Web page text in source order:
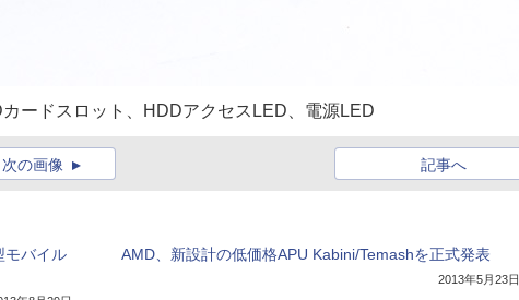
ードスロット、HDDアクセスLED、電源LED
記事へ
次の画像
モバイル
AMD、新設計の低価格APU Kabini/Temashを正式発表
2013年5月23日